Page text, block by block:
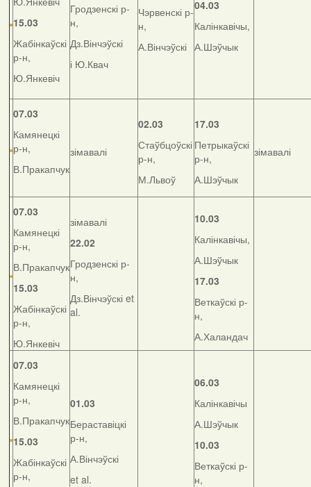
15.03
Жабінкаўскі
р-н,
Ю.Янкевіч
Гродзенскі р-
н,
Дз.Вінчэўскі
і Ю.Квач
Чэрвенскі р-
н,
А.Вінчэўскі
04.03
Калінкавічы,
А.Шэўчык
07.03
Камянецкі
р-н,
В.Пракапчук
зімавалі
02.03
Стаўбцоўскі
р-н,
М.Львоў
17.03
Петрыкаўскі
р-н,
А.Шэўчык
зімавалі
07.03
Камянецкі
р-н,
В.Пракапчук
15.03
Жабінкаўскі
р-н,
Ю.Янкевіч
зімавалі
22.02
Гродзенскі р-
н,
Дз.Вінчэўскі et
al.
10.03
Калінкавічы,
А.Шэўчык
17.03
Веткаўскі р-
н,
А.Халандач
07.03
Камянецкі
р-н,
В.Пракапчук
15.03
Жабінкаўскі
р-н,
01.03
Бераставіцкі
р-н,
А.Вінчэўскі
et al.
06.03
Калінкавічы
А.Шэўчык
10.03
Веткаўскі р-
н,